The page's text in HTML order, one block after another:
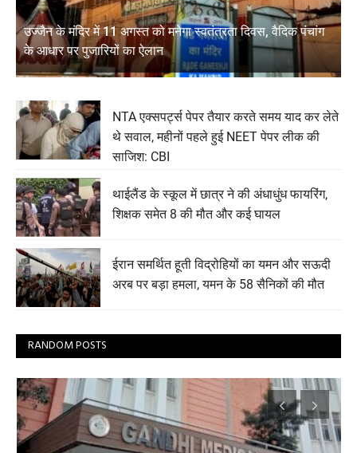
उज्जैन के मंदिर में 11 अगस्त को मनेगा स्वतंत्रता दिवस, वैदिक पंचांग
के आधार पर पुजारियों का ऐलान
NTA एक्सपर्ट्स पेपर तैयार करते समय याद कर लेते
थे सवाल, महीनों पहले हुई NEET पेपर लीक की
साजिश: CBI
थाईलैंड के स्कूल में छात्र ने की अंधाधुंध फायरिंग,
शिक्षक समेत 8 की मौत और कई घायल
ईरान समर्थित हूती विद्रोहियों का यमन और सऊदी
अरब पर बड़ा हमला, यमन के 58 सैनिकों की मौत
RANDOM POSTS